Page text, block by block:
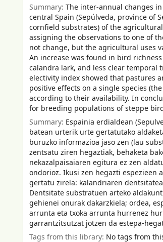
Summary: The inter-annual changes
central Spain (Sepúlveda, province of
cornfield substrates) of the
assigning the observations to one of
not change, but the agricultural uses
An increase was found in bird
calandra lark, and less clear temporal
electivity index showed that pastures
positive effects on a single species
according to their availability. In
for breeding populations of steppe
Summary: Espainia erdialdean
batean urterik urte gertatutako
buruzko informazioa jaso zen (lau
zentsatu ziren hegaztiak, behaketa
nekazalpaisaiaren egitura ez zen
ondorioz. Ikusi zen hegazti espezieen
gertatu zirela: kalandriaren
Dentsitate substratuen arteko
gehienei onurak dakarzkiela; ordea,
arrunta eta txoka arrunta hurrenez
garrantzitsutzat jotzen da estepa-
Tags from this library: No tags from